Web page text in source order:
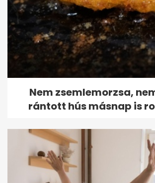
Nem zsemlemorzsa,
rántott hús másnap is